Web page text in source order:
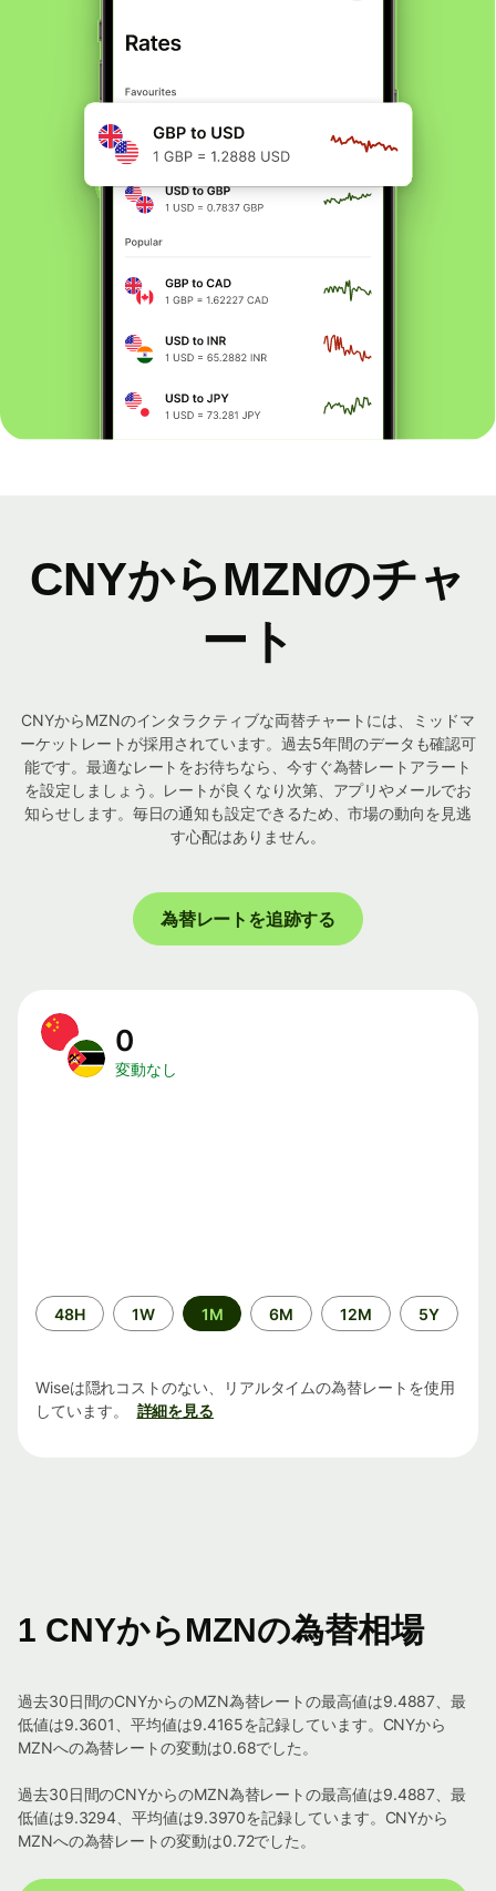
CNYからMZNのチャ
ート
CNYからMZNのインタラクティブな両替チャートには、ミッドマ
ーケットレートが採用されています。過去5年間のデータも確認可
能です。最適なレートをお待ちなら、今すぐ為替レートアラート
を設定しましょう。レートが良くなり次第、アプリやメールでお
知らせします。毎日の通知も設定できるため、市場の動向を見逃
す心配はありません。
為替レートを追跡する
0
変動なし
期
間
48H 1W 1M 6M 12M 5Y
Wiseは隠れコストのない、リアルタイムの為替レートを使用
しています。
詳細を見る
1 CNYからMZNの為替相場
過去30日間のCNYからのMZN為替レートの最高値は9.4887、最
低値は9.3601、平均値は9.4165を記録しています。CNYから
MZNへの為替レートの変動は0.68でした。
過去30日間のCNYからのMZN為替レートの最高値は9.4887、最
低値は9.3294、平均値は9.3970を記録しています。CNYから
MZNへの為替レートの変動は0.72でした。